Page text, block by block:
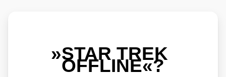
»STAR TREK
OFFLINE«?